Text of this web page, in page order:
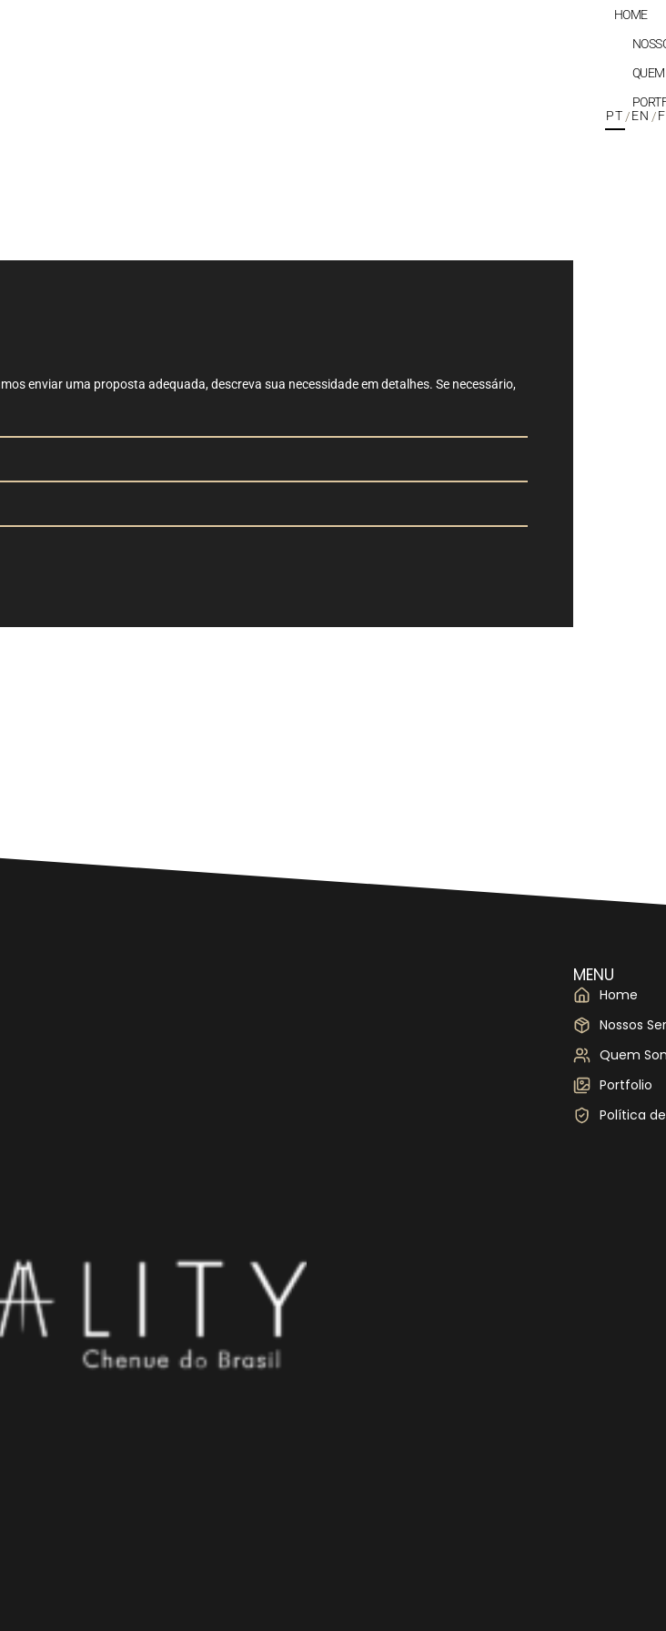
HOME
PT /EN /
enviar uma proposta adequada, descreva sua necessidade em detalhes. Se necessário,
MENU
Home
Nossos
Quem
Portfolio
Política